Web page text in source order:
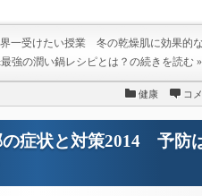
一受けたい授業 冬の乾燥肌に効果的
強の潤い鍋レシピとは？の続きを読む
健康 コ
症状と対策2014 予防